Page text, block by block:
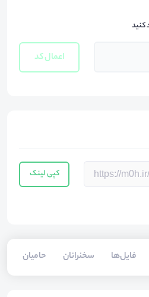
کپی لینک
فایل‌ها سخنرانان حامیان
کنید
اعمال کد